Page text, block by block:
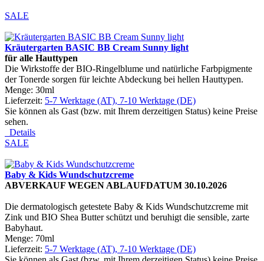
SALE
Kräutergarten BASIC BB Cream Sunny light
für alle Hauttypen
Die Wirkstoffe der BIO-Ringelblume und natürliche Farbpigmente
der Tonerde sorgen für leichte Abdeckung bei hellen Hauttypen.
Menge: 30ml
Lieferzeit: 5-7 Werktage (AT), 7-10 Werktage (DE)
Sie können als Gast (bzw. mit Ihrem derzeitigen Status) keine Preise
sehen.
Details
SALE
Baby & Kids Wundschutzcreme
ABVERKAUF WEGEN ABLAUFDATUM 30.10.2026
Die dermatologisch getestete Baby & Kids Wundschutzcreme mit
Zink und BIO Shea Butter schützt und beruhigt die sensible, zarte
Babyhaut.
Menge: 70ml
Lieferzeit: 5-7 Werktage (AT), 7-10 Werktage (DE)